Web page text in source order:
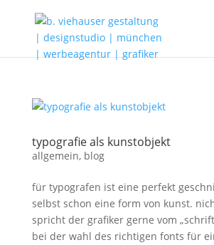
typografie als kunstobjekt
allgemein, blog
für typografen ist eine perfekt
selbst schon eine form von kunst.
spricht der grafiker gerne vom
bei der wahl des richtigen fonts für